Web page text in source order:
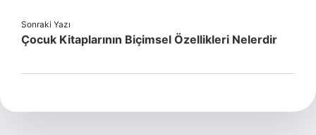
Sonraki Yazı
Çocuk Kitaplarının Biçimsel Özellikleri Nelerdir